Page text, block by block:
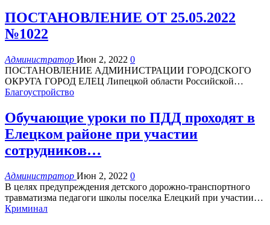
ПОСТАНОВЛЕНИЕ ОТ 25.05.2022
№1022
Администратор Июн 2, 2022 0
ПОСТАНОВЛЕНИЕ АДМИНИСТРАЦИИ ГОРОДСКОГО
ОКРУГА ГОРОД ЕЛЕЦ Липецкой области Российской…
Благоустройство
Обучающие уроки по ПДД проходят в
Елецком районе при участии
сотрудников…
Администратор Июн 2, 2022 0
В целях предупреждения детского дорожно-транспортного
травматизма педагоги школы поселка Елецкий при участии…
Криминал